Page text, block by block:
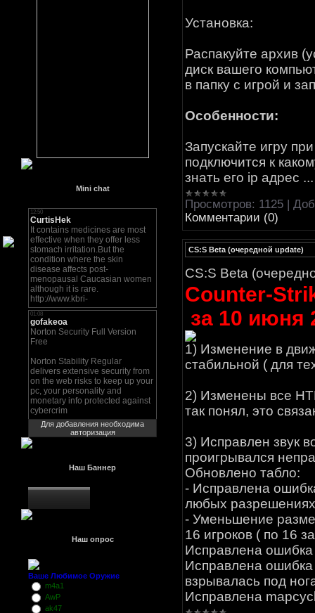
Mini chat
Для добавления необходима
авторизация
Наш Баннер
Наш опрос
Ваше Любимое Оружие
m4a1
AwP
ak47
Установка:
Распакуйте архив
диск вашего
в папку с игрой и
Особенности:
Запускайте игру
подключится к
знать его ip адрес
Просмотров: 1125 |
Комментарии (0)
CS:S Beta (очередной update)
CS:S Beta
Counter-
за 10 июня
1) Изменение в
стабильной ( для
2) Изменены все
так понял, это
3) Исправлен звук
проигрывался
Обновлено табло:
- Исправлена
любых
- Уменьшение
16 игроков ( по 16
Исправлена
Исправлена ошибка
взрывалась под
Исправлена